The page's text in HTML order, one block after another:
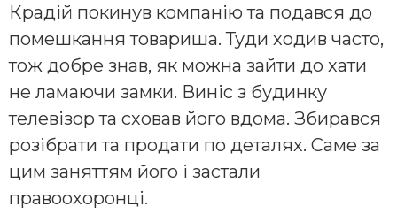
Крадій покинув компанію та подався до
помешкання товариша. Туди ходив часто,
тож добре знав, як можна зайти до хати
не ламаючи замки. Виніс з будинку
телевізор та сховав його вдома. Збирався
розібрати та продати по деталях. Саме за
цим заняттям його і застали
правоохоронці.